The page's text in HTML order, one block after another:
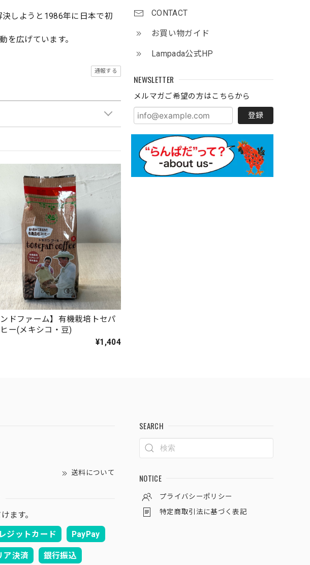
CONTACT
お買い物ガイド
Lampada公式HP
NEWSLETTER
メルマガご希望の方はこちらから
登録
しようと1986年に日本で初
を広げています。
通報する
ンドファーム】有機栽培トセパ
ー(メキシコ・豆)
¥1,404
送料について
ます。
ジットカード PayPay
ア決済 銀行振込
SEARCH
NOTICE
プライバシーポリシー
特定商取引法に基づく表記